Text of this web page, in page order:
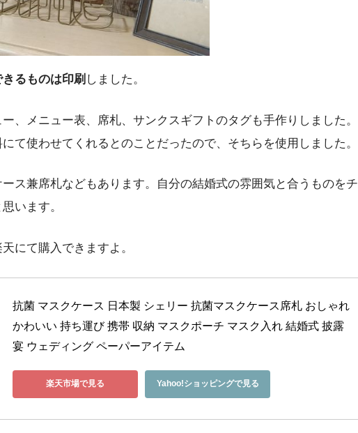
るものは印刷 しました。
、メニュー表、席札、サンクスギフトのタグも手作りしました。
て使わせてくれるとのことだったので、そちらを使用しました。
ス兼席札などもあります。自分の結婚式の雰囲気と合うものをチ
います。
にて購入できますよ。
抗菌 マスクケース 日本製 シェリー 抗菌マスクケース席札 おしゃれ
かわいい 持ち運び 携帯 収納 マスクポーチ マスク入れ 結婚式 披露
宴 ウェディング ペーパーアイテム
楽天市場で見る Yahoo!ショッピングで見る